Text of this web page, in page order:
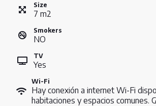
Size
7 m2
Smokers
NO
TV
Yes
Wi-Fi
Hay conexión a internet Wi-Fi
habitaciones y espacios comunes.